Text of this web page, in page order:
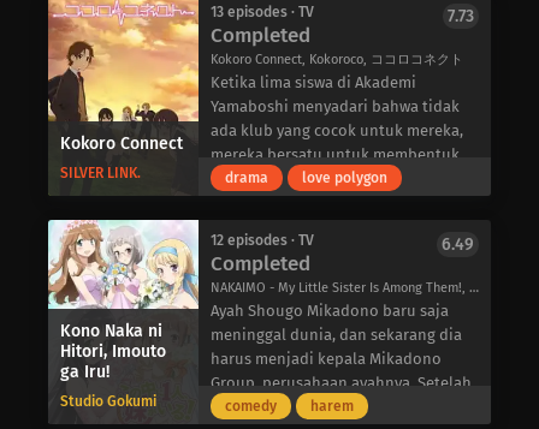
ketidakstabilan dan ketidakpastian.
gulat-memberikan pengamatan
mereka kepada para penonton, baik
di belakang panggung teater rakugo
maupun di berbagai lokasi terkenal
untuk suatu hari nanti menjadi
Jendral Agung Langit. Namun,
keduanya tiba-tiba dipaksa berpisah
ketika Piao direkrut untuk bekerja di
istana kerajaan oleh seorang
punggawa Raja.
Setelah kudeta sengit terjadi, Piao
kembali ke Xin dalam keadaan
pertemuan dengan Raja muda
Tiongkok, Ying Zheng, yang memiliki
kemiripan yang mencolok dengan
Piao. Kingdom mengikuti Xin saat ia
mengambil langkah pertamanya ke
dalam halaman-halaman sejarah
Tiongkok yang berlumuran darah.
Dia harus mengukir jalannya sendiri
pemilihan siswa yang akan datang
semakin dekat. Satsuki Shinonome,
salah satu kandidat utama dan
kepala departemen urusan
keuangan, berkampanye dengan
platform yang mencakup
pembubaran klub-klub yang tidak
bermanfaat seperti Food Research
mereka untuk kegiatan yang lebih
bermanfaat.
Dapat dimengerti, Food Research
Club merasa gusar dengan
perkembangan ini, dengan presiden
Chisato Sumiyoshi yang bersumpah
untuk mempertahankannya. Namun,
apa yang bisa mereka lakukan untuk
Kokoro Connect
SILVER LINK.
13 episodes · TV
Completed
Kokoro Connect, Kokoroco, ココロコネクト
7.73
Ketika lima siswa di Akademi
Yamaboshi menyadari bahwa tidak
ada klub yang cocok untuk mereka,
mereka bersatu untuk membentuk
Student Cultural Society, atau
penggemar berat gulat; Iori Nagase,
seorang optimis yang ragu-ragu;
Himeko Inaba, seorang jenius
komputer yang tenang; Yui Kiriyama,
seorang praktisi karate bertubuh
mungil; dan Yoshifumi Aoki, si badut
di kelas.
Suatu hari, Aoki dan Yui mengalami
drama love polygon
Kono Naka ni
Hitori, Imouto
ga Iru!
Studio Gokumi
12 episodes · TV
Completed
NAKAIMO - My Little Sister Is Among Them!, NakaImo, One of Them is My Younger Sister!, Who is Imouto?, この中に1人、妹がいる！
6.49
Ayah Shougo Mikadono baru saja
meninggal dunia, dan sekarang dia
harus menjadi kepala Mikadono
Group, perusahaan ayahnya. Setelah
menyelesaikan pelatihan untuk
comedy harem